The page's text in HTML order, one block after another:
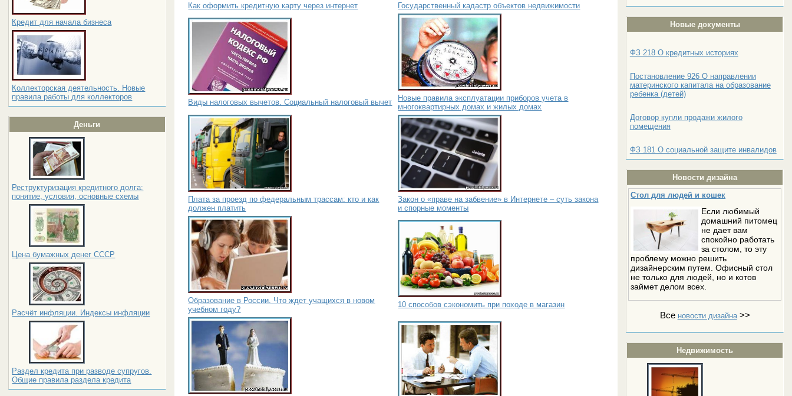
Кредит для начала бизнеса
Коллекторская деятельность. Новые
правила работы для коллекторов
Деньги
Реструктуризация кредитного долга:
понятие, условия, основные схемы
Цена бумажных денег СССР
Расчёт инфляции. Индексы инфляции
Раздел кредита при разводе супругов.
Общие правила раздела кредита
Новые документы
ФЗ 218 О кредитных историях
Постановление 926 О направлении
материнского капитала на образование
ребенка (детей)
Договор купли продажи жилого
помещения
ФЗ 181 О социальной защите инвалидов
Новости дизайна
Стол для людей и кошек
Если любимый
домашний питомец
не дает вам
спокойно работать
за столом, то эту
проблему можно решить
дизайнерским путем. Офисный стол
не только для людей, но и котов
займет делом всех.
Все новости дизайна>>
Недвижимость
Как оформить кредитную карту через интернет Государственный кадастр объектов недвижимости
Виды налоговых вычетов. Социальный налоговый вычет
Новые правила эксплуатации приборов учета в
многоквартирных домах и жилых домах
Плата за проезд по федеральным трассам: кто и как
должен платить
Закон о «праве на забвение» в Интернете – суть закона
и спорные моменты
Образование в России. Что ждет учащихся в новом
учебном году?
10 способов сэкономить при походе в магазин